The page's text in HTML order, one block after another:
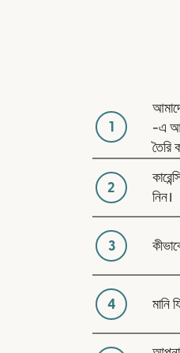
1
-এ
তৈরি
2
নিন।
3
4 মানি